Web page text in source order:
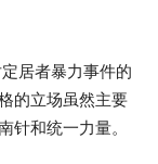
居者暴力事件的
的立场虽然主要
针和统一力量。